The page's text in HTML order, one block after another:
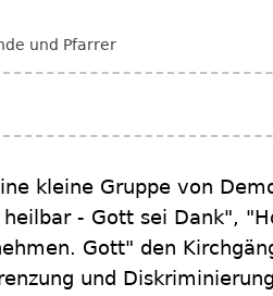
und Pfarrer
kleine Gruppe von
- Gott sei Dank",
Gott" den
und